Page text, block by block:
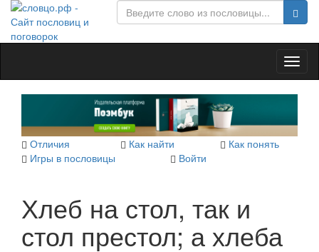
Отличия Как найти
Как понять
Игры в пословицы
Войти
Хлеб на стол, так и
стол престол; а хлеба